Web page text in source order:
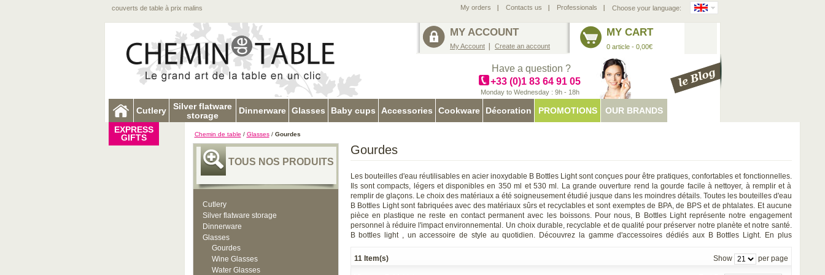
couverts de table à prix malins My orders Contacts us Professionals Choose your language:
MY ACCOUNT
My Account Create an account
MY CART
0 article - 0,00€
Have a question ?
+33 (0)1 83 64 91 05
Monday to Wednesday : 9h - 18h
Cutlery
Silver flatware
storage
Dinnerware Glasses Baby cups Accessories Cookware Décoration PROMOTIONS
OUR BRANDS
EXPRESS
GIFTS
Chemin de table / Glasses / Gourdes
Gourdes
Les bouteilles d'eau réutilisables en acier inoxydable B Bottles Light sont conçues pour être pratiques, confortables et fonctionnelles.
Ils sont compacts, légers et disponibles en 350 ml et 530 ml. La grande ouverture rend la gourde facile à nettoyer, à remplir et à
remplir de glaçons. Le choix des matériaux a été soigneusement étudié jusque dans les moindres détails. Toutes les bouteilles d'eau
B Bottles Light sont fabriquées avec des matériaux sûrs et recyclables et sont exemptes de BPA, de BPS et de phtalates. Et aucune
pièce en plastique ne reste en contact permanent avec les boissons. Pour nous, B Bottles Light représente notre engagement
personnel à réduire l'impact environnemental. Un choix durable, recyclable et de qualité pour préserver notre planète et notre santé.
B bottles light , un accessoire de style au quotidien. Découvrez la gamme d'accessoires dédiés aux B Bottles Light. En plus
expérience avec B Bottles Twin élégante et extrêmement épanouissante.
Bouteille B TWIN 250ml (8.453 US fl.oz.) sable blanc. Finition DIAMOND COATING anti-rayures. Couvercle poli miroir. Il garde les
11 Item(s) Show per page
TOUS NOS PRODUITS
Cutlery
Silver flatware storage
Dinnerware
Glasses
Gourdes
Wine Glasses
Water Glasses